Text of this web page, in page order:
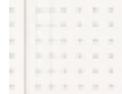
横浜
事業
契